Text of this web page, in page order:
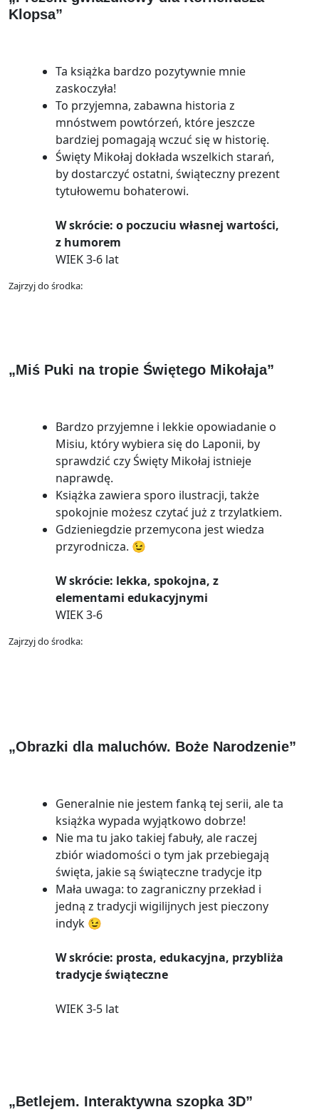
Klopsa”
Ta książka bardzo pozytywnie mnie
zaskoczyła!
To przyjemna, zabawna historia z
mnóstwem powtórzeń, które jeszcze
bardziej pomagają wczuć się w historię.
Święty Mikołaj dokłada wszelkich starań,
by dostarczyć ostatni, świąteczny prezent
tytułowemu bohaterowi.
W skrócie: o poczuciu własnej wartości,
z humorem
WIEK 3-6 lat
Zajrzyj do środka:
„Miś Puki na tropie Świętego Mikołaja”
Bardzo przyjemne i lekkie opowiadanie o
Misiu, który wybiera się do Laponii, by
sprawdzić czy Święty Mikołaj istnieje
naprawdę.
Książka zawiera sporo ilustracji, także
spokojnie możesz czytać już z trzylatkiem.
Gdzieniegdzie przemycona jest wiedza
przyrodnicza. 😉
W skrócie: lekka, spokojna, z
elementami edukacyjnymi
WIEK 3-6
Zajrzyj do środka:
„Obrazki dla maluchów. Boże Narodzenie”
Generalnie nie jestem fanką tej serii, ale ta
książka wypada wyjątkowo dobrze!
Nie ma tu jako takiej fabuły, ale raczej
zbiór wiadomości o tym jak przebiegają
święta, jakie są świąteczne tradycje itp
Mała uwaga: to zagraniczny przekład i
jedną z tradycji wigilijnych jest pieczony
indyk 😉
W skrócie: prosta, edukacyjna, przybliża
tradycje świąteczne
WIEK 3-5 lat
„Betlejem. Interaktywna szopka 3D”